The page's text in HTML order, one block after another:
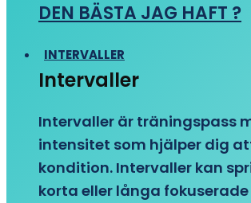
DEN BÄSTA JAG HAFT ?
INTERVALLER
Intervaller
Intervaller är träningspass
intensitet som hjälper dig
kondition. Intervaller kan
korta eller långa